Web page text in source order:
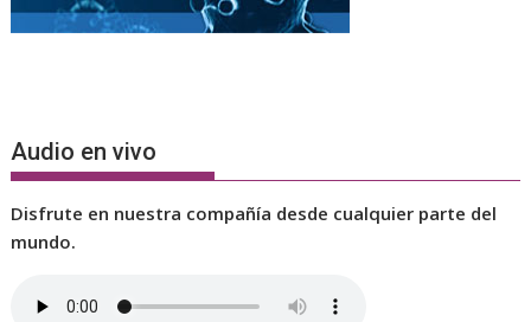
Audio en vivo
Disfrute en nuestra compañía desde cualquier parte del
mundo.